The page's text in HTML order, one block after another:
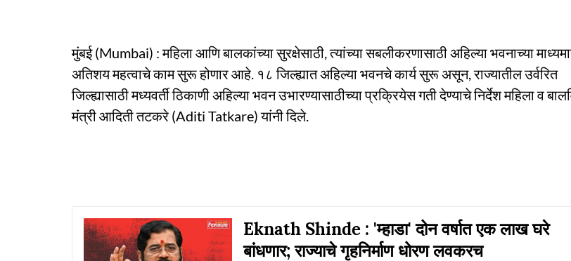
मुंबई (Mumbai) : महिला आणि बालकांच्या सुरक्षेसाठी, त्यांच्या सबलीकरणासाठी अहिल्या भवनाच्या
अतिशय महत्वाचे काम सुरू होणार आहे. १८ जिल्ह्यात अहिल्या भवनचे कार्य सुरू असून, राज्यातील उर्वरित
जिल्ह्यासाठी मध्यवर्ती ठिकाणी अहिल्या भवन उभारण्यासाठीच्या प्रक्रियेस गती देण्याचे निर्देश महिला व
मंत्री आदिती तटकरे (Aditi Tatkare) यांनी दिले.
Eknath Shinde : 'म्हाडा' दोन वर्षात एक लाख घरे
बांधणार; राज्याचे गृहनिर्माण धोरण लवकरच